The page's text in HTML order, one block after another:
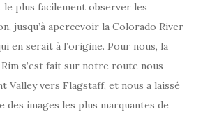
le plus facilement observer les
jusqu’à apercevoir la Colorado River
en serait à l’origine. Pour nous, la
s’est fait sur notre route nous
Valley vers Flagstaff, et nous a laissé
des images les plus marquantes de